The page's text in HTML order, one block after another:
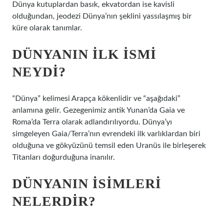
Dünya kutuplardan basık, ekvatordan ise kavisli
olduğundan, jeodezi Dünya’nın şeklini yassılaşmış bir
küre olarak tanımlar.
DÜNYANIN ILK ISMI
NEYDI?
“Dünya” kelimesi Arapça kökenlidir ve “aşağıdaki”
anlamına gelir. Gezegenimiz antik Yunan’da Gaia ve
Roma’da Terra olarak adlandırılıyordu. Dünya’yı
simgeleyen Gaia/Terra’nın evrendeki ilk varlıklardan biri
olduğuna ve gökyüzünü temsil eden Uranüs ile birleşerek
Titanları doğurduğuna inanılır.
DÜNYANIN ISIMLERI
NELERDIR?